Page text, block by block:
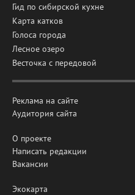
Гид по сибирской кухне
Карта катков
Голоса города
Лесное озеро
Весточка с передовой
Реклама на сайте
Аудитория сайта
О проекте
Написать редакции
Вакансии
Экокарта